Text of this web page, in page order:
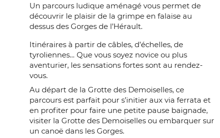
Un parcours ludique aménagé vous permet de
découvrir le plaisir de la grimpe en falaise au
dessus des Gorges de l’Hérault.
Itinéraires à partir de câbles, d’échelles, de
tyroliennes… Que vous soyez novice ou plus
aventurier, les sensations fortes sont au rendez-
vous.
Au départ de la Grotte des Demoiselles, ce
parcours est parfait pour s’initier aux via ferrata et
en profiter pour faire une petite pause baignade,
visiter la Grotte des Demoiselles ou embarquer sur
un canoë dans les Gorges.